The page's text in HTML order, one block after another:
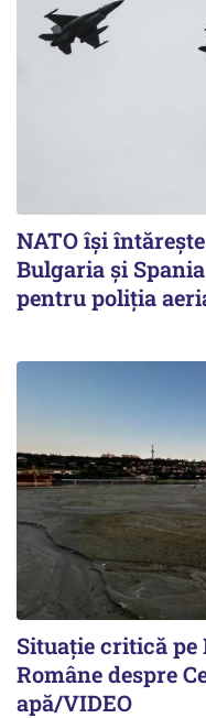
NATO își
Bulgaria și
pentru poliția
Situație critică pe
Române despre
apă/VIDEO